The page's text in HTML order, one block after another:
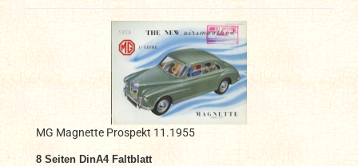
MG Magnette Prospekt 11.1955
8 Seiten DinA4 Faltblatt